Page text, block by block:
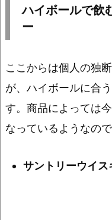
ハイボールで飲
ー
ここからは個人の独
が、ハイボールに合
す。商品によっては
なっているようなの
サントリーウイス